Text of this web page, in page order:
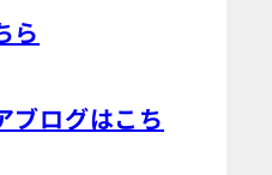
ら
ブログはこち